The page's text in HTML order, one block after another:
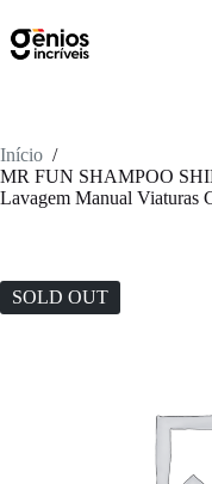
Início /
MR FUN SHAMPOO
Lavagem Manual Viaturas
SOLD OUT